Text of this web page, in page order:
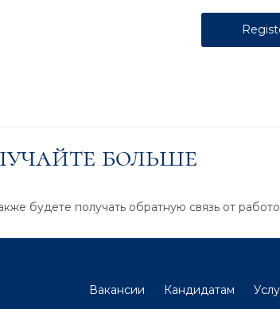
больше
будете получать обратную связь от
Вакансии Кандидатам